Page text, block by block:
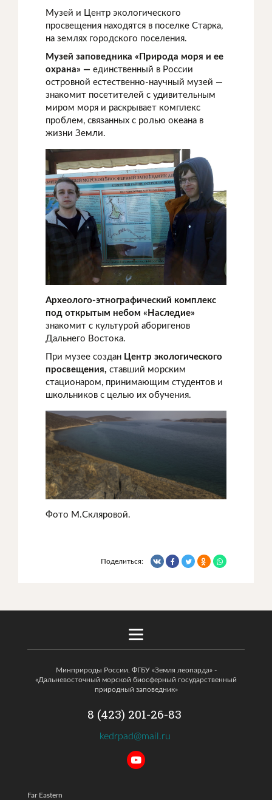
Музей и Центр экологического
просвещения находятся в поселке Старка,
на землях городского поселения.
Музей заповедника «Природа моря и ее
охрана» — единственный в России
островной естественно-научный музей —
знакомит посетителей с удивительным
миром моря и раскрывает комплекс
проблем, связанных с ролью океана в
жизни Земли.
Археолого-этнографический комплекс
под открытым небом «Наследие»
знакомит с культурой аборигенов
Дальнего Востока.
При музее создан Центр экологического
просвещения, ставший морским
стационаром, принимающим студентов и
школьников с целью их обучения.
Фото М.Скляровой.
Поделиться:
Минприроды России. ФГБУ «Земля леопарда» -
«Дальневосточный морской биосферный государственный
природный заповедник»
8 (423) 201-26-83
kedrpad@mail.ru
Far Eastern